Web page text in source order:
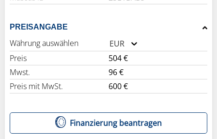
PREISANGABE
Währung auswählen
EUR
Preis
504 €
Mwst.
96 €
Preis mit MwSt.
600 €
Finanzierung beantragen